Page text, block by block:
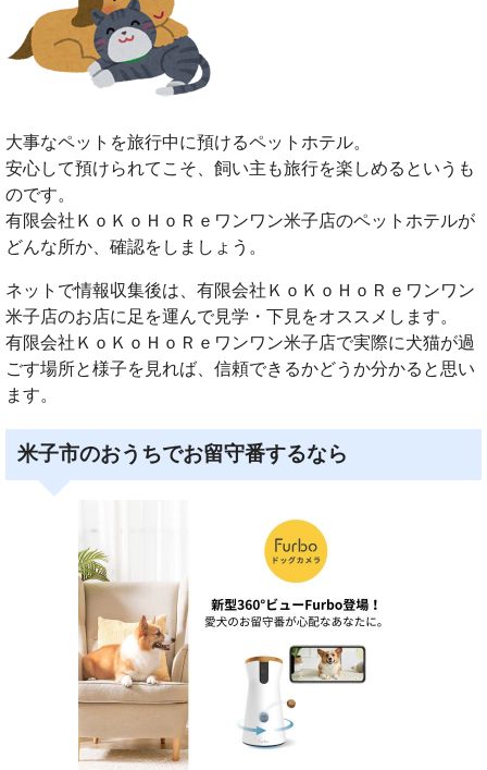
大事なペットを旅行中に預けるペットホテル。
安心して預けられてこそ、飼い主も旅行を楽しめるというも
のです。
有限会社ＫｏＫｏＨｏＲｅワンワン米子店のペットホテルが
どんな所か、確認をしましょう。
ネットで情報収集後は、有限会社ＫｏＫｏＨｏＲｅワンワン
米子店のお店に足を運んで見学・下見をオススメします。
有限会社ＫｏＫｏＨｏＲｅワンワン米子店で実際に犬猫が過
ごす場所と様子を見れば、信頼できるかどうか分かると思い
ます。
米子市のおうちでお留守番するなら